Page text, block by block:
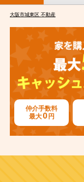
大阪市城東区 不動産
仲介手数料
最大0 円